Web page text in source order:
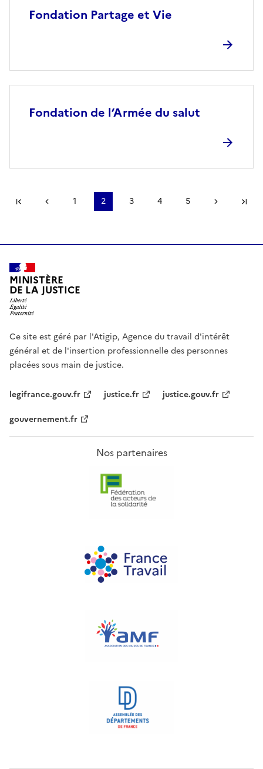
Fondation Partage et Vie
Fondation de l’Armée du salut
Première pagePage précédente
1 2 3 4 5 Page
MINISTÈRE
DE LA JUSTICE
Ce site est géré par l'Atigip, Agence du travail d'intérêt
général et de l'insertion professionnelle des personnes
placées sous main de justice.
legifrance.gouv.fr justice.fr
justice.gouv.fr
gouvernement.fr
Nos partenaires